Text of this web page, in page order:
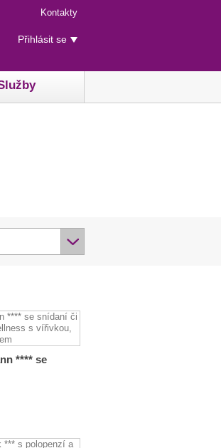
Menu
rychlého
přístupu
Kontakty
Uživatelské
menu
Přihlásit se
**** se